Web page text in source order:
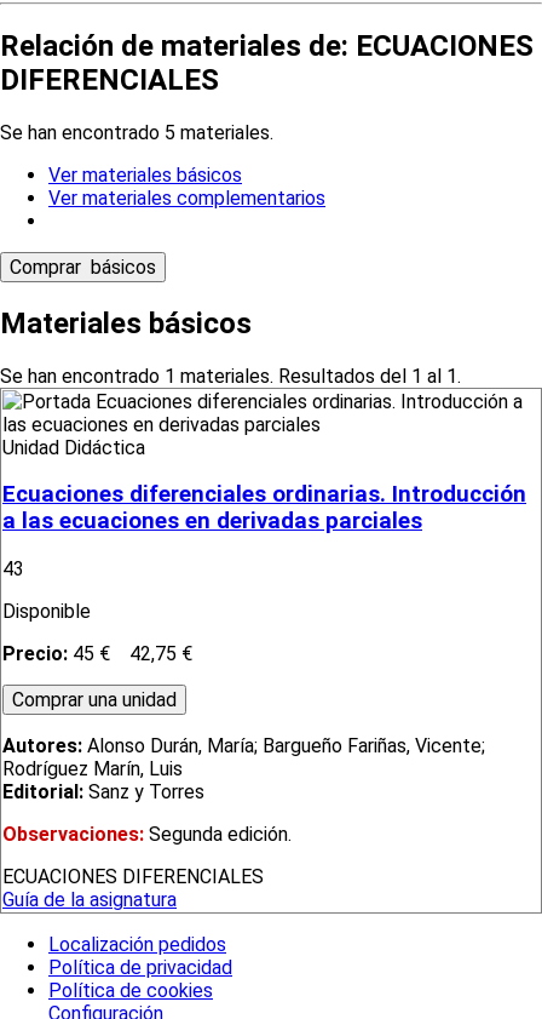
Relación de materiales de: ECUACIONES
DIFERENCIALES
Se han encontrado 5 materiales.
Ver materiales básicos
Ver materiales complementarios
Materiales básicos
Se han encontrado 1 materiales. Resultados del 1 al 1.
Unidad Didáctica
Ecuaciones diferenciales ordinarias. Introducción
a las ecuaciones en derivadas parciales
43
Disponible
Precio: 45 € 42,75 €
Autores: Alonso Durán, María; Bargueño Fariñas, Vicente;
Rodríguez Marín, Luis
Editorial: Sanz y Torres
Observaciones: Segunda edición.
ECUACIONES DIFERENCIALES
Guía de la asignatura
Localización pedidos
Política de privacidad
Política de cookies
Configuración